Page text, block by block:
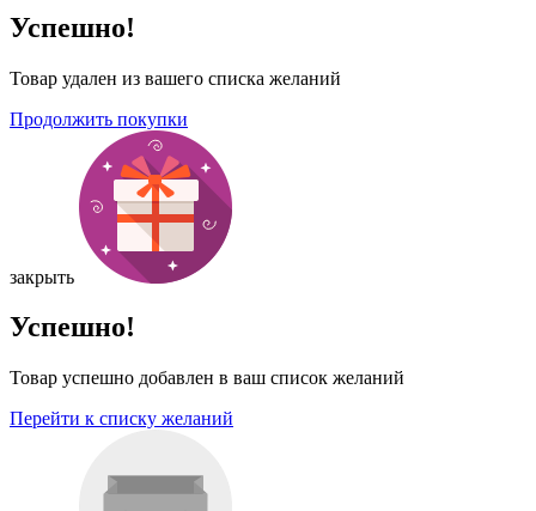
Успешно!
Товар удален из вашего списка желаний
Продолжить покупки
закрыть
Успешно!
Товар успешно добавлен в ваш список желаний
Перейти к списку желаний